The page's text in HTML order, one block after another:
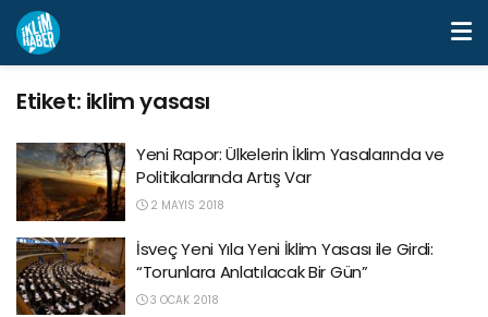
Etiket: iklim yasası
Yeni Rapor: Ülkelerin İklim Yasalarında ve
Politikalarında Artış Var
2 MAYIS 2018
İsveç Yeni Yıla Yeni İklim Yasası ile Girdi:
“Torunlara Anlatılacak Bir Gün”
3 OCAK 2018